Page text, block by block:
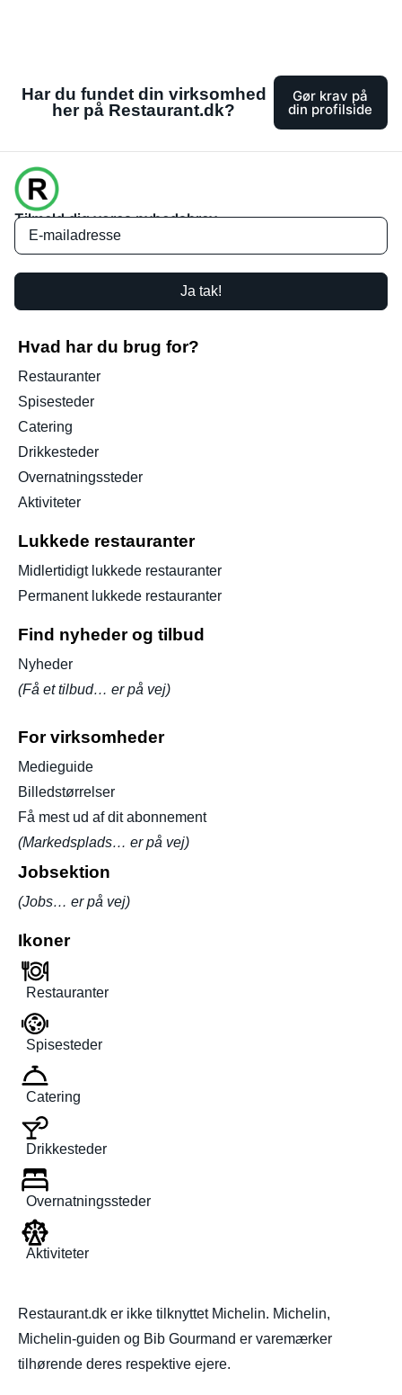
Har du fundet din virksomhed
her på Restaurant.dk?
Gør krav på
din profilside
Tilmeld dig vores nyhedsbrev
Ja tak!
Hvad har du brug for?
Restauranter
Spisesteder
Catering
Drikkesteder
Overnatningssteder
Aktiviteter
Lukkede restauranter
Midlertidigt lukkede restauranter
Permanent lukkede restauranter
Find nyheder og tilbud
Nyheder
(Få et tilbud… er på vej)
For virksomheder
Medieguide
Billedstørrelser
Få mest ud af dit abonnement
(Markedsplads… er på vej)
Jobsektion
(Jobs… er på vej)
Ikoner
Restauranter
Spisesteder
Catering
Drikkesteder
Overnatningssteder
Aktiviteter
Restaurant.dk er ikke tilknyttet Michelin. Michelin,
Michelin-guiden og Bib Gourmand er varemærker
tilhørende deres respektive ejere.